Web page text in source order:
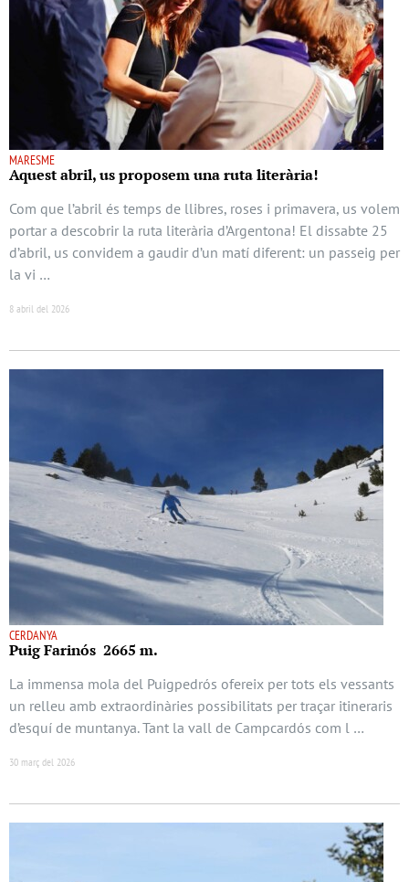
MARESME
Aquest abril, us proposem una ruta literària!
Com que l’abril és temps de llibres, roses i primavera, us volem
portar a descobrir la ruta literària d’Argentona! El dissabte 25
d’abril, us convidem a gaudir d’un matí diferent: un passeig per
la vi …
8 abril del 2026
CERDANYA
Puig Farinós 2665 m.
La immensa mola del Puigpedrós ofereix per tots els vessants
un relleu amb extraordinàries possibilitats per traçar itineraris
d’esquí de muntanya. Tant la vall de Campcardós com l …
30 març del 2026